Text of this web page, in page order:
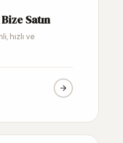
Satın
hızlı ve